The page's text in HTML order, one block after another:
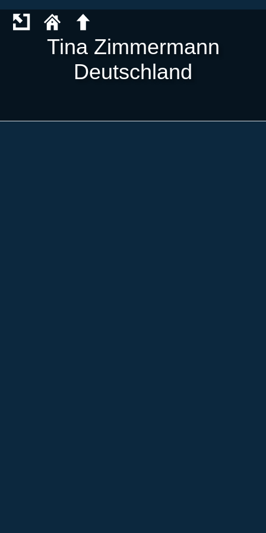
Tina Zimmermann
Deutschland